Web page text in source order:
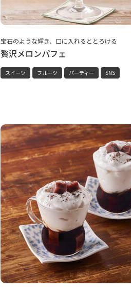
宝石のような輝き、口に入れるととろける
贅沢メロンパフェ
スイーツ フルーツ パーティー SNS